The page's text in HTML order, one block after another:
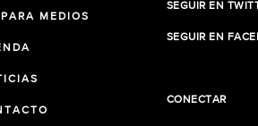
MEDIOS
SEGUIR EN
SEGUIR EN
CONECTAR